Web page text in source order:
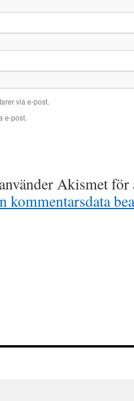
via e-post.
e-post.
Akismet